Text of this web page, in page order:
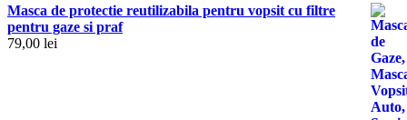
Masca de protectie reutilizabila pentru vopsit cu filtre
pentru gaze si praf
79,00 lei